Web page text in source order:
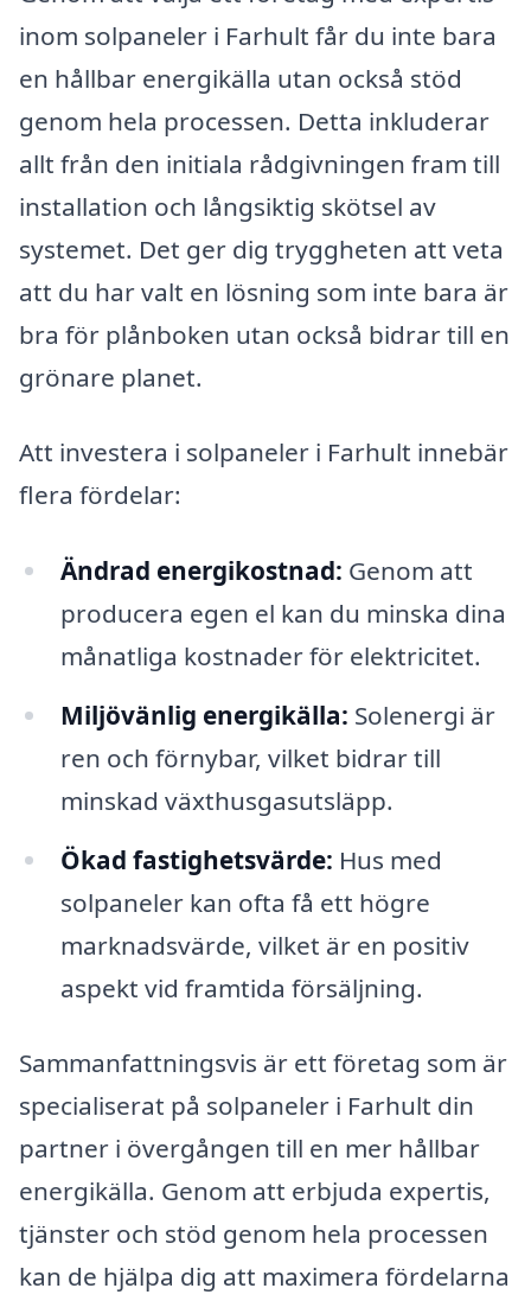
inom solpaneler i Farhult får du inte bara
en hållbar energikälla utan också stöd
genom hela processen. Detta inkluderar
allt från den initiala rådgivningen fram till
installation och långsiktig skötsel av
systemet. Det ger dig tryggheten att veta
att du har valt en lösning som inte bara är
bra för plånboken utan också bidrar till en
grönare planet.
Att investera i solpaneler i Farhult innebär
flera fördelar:
Ändrad energikostnad: Genom att
producera egen el kan du minska dina
månatliga kostnader för elektricitet.
Miljövänlig energikälla: Solenergi är
ren och förnybar, vilket bidrar till
minskad växthusgasutsläpp.
Ökad fastighetsvärde: Hus med
solpaneler kan ofta få ett högre
marknadsvärde, vilket är en positiv
aspekt vid framtida försäljning.
Sammanfattningsvis är ett företag som är
specialiserat på solpaneler i Farhult din
partner i övergången till en mer hållbar
energikälla. Genom att erbjuda expertis,
tjänster och stöd genom hela processen
kan de hjälpa dig att maximera fördelarna